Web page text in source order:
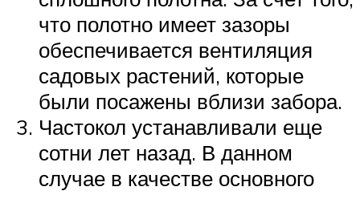
что полотно имеет зазоры
обеспечивается вентиляция
садовых растений, которые
были посажены вблизи забора.
Частокол устанавливали еще
сотни лет назад. В данном
случае в качестве основного